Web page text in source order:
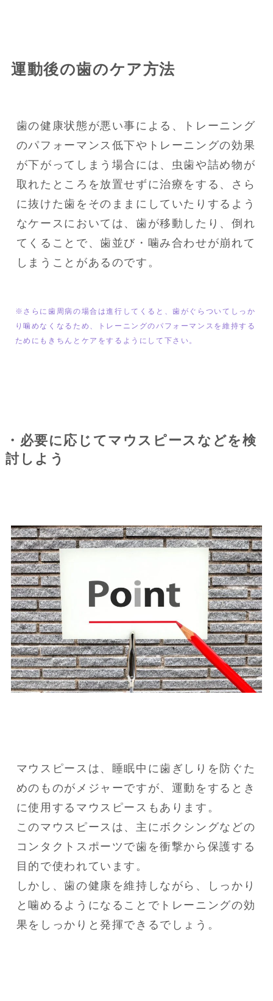
運動後の歯のケア方法
歯の健康状態が悪い事による、トレーニング
のパフォーマンス低下やトレーニングの効果
が下がってしまう場合には、虫歯や詰め物が
取れたところを放置せずに治療をする、さら
に抜けた歯をそのままにしていたりするよう
なケースにおいては、歯が移動したり、倒れ
てくることで、歯並び・噛み合わせが崩れて
しまうことがあるのです。
※さらに歯周病の場合は進行してくると、歯がぐらついてしっか
り噛めなくなるため、トレーニングのパフォーマンスを維持する
ためにもきちんとケアをするようにして下さい。
・必要に応じてマウスピースなどを検
討しよう
マウスピースは、睡眠中に歯ぎしりを防ぐた
めのものがメジャーですが、運動をするとき
に使用するマウスピースもあります。
このマウスピースは、主にボクシングなどの
コンタクトスポーツで歯を衝撃から保護する
目的で使われています。
しかし、歯の健康を維持しながら、しっかり
と噛めるようになることでトレーニングの効
果をしっかりと発揮できるでしょう。